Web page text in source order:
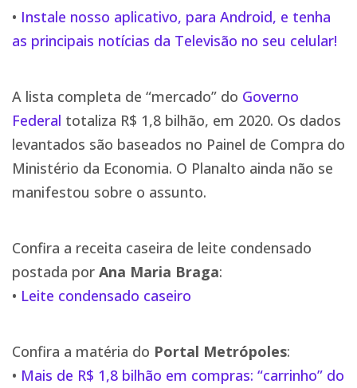
• Instale nosso aplicativo, para Android, e tenha
as principais notícias da Televisão no seu celular!
A lista completa de “mercado” do Governo
Federal totaliza R$ 1,8 bilhão, em 2020. Os dados
levantados são baseados no Painel de Compra do
Ministério da Economia. O Planalto ainda não se
manifestou sobre o assunto.
Confira a receita caseira de leite condensado
postada por Ana Maria Braga:
• Leite condensado caseiro
Confira a matéria do Portal Metrópoles:
• Mais de R$ 1,8 bilhão em compras: “carrinho” do